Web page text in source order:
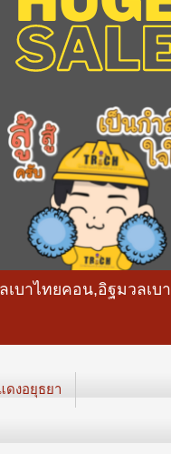
เบาไทยคอน,อิฐมวลเบา
ดงอยุธยา